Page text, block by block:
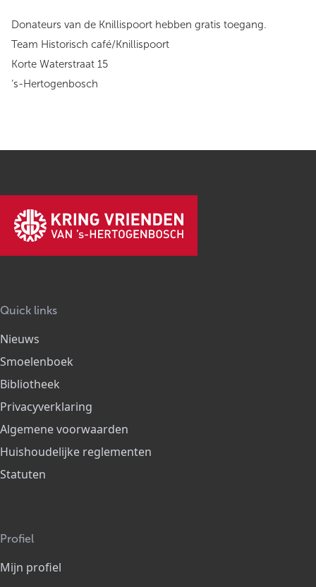
Donateurs van de Knillispoort hebben gratis toegang.
Team Historisch café/Knillispoort
Korte Waterstraat 15
‘s-Hertogenbosch
Quick links
Nieuws
Smoelenboek
Bibliotheek
Privacyverklaring
Algemene voorwaarden
Huishoudelijke reglementen
Statuten
Profiel
Mijn profiel